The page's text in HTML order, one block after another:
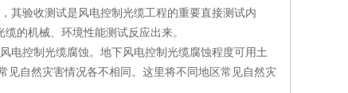
验收测试是风电控制光缆工程的重要直接测试内
的机械、环境性能测试反应出来。
控制光缆腐蚀。地下风电控制光缆腐蚀程度可用土
见自然灾害情况各不相同。这里将不同地区常见自然灾